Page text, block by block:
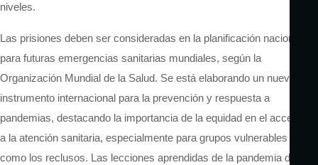
niveles.
Las prisiones deben ser consideradas en la planificación nacional
para futuras emergencias sanitarias mundiales, según la
Organización Mundial de la Salud. Se está elaborando un nuevo
instrumento internacional para la prevención y respuesta a
pandemias, destacando la importancia de la equidad en el acceso
a la atención sanitaria, especialmente para grupos vulnerables
como los reclusos. Las lecciones aprendidas de la pandemia de